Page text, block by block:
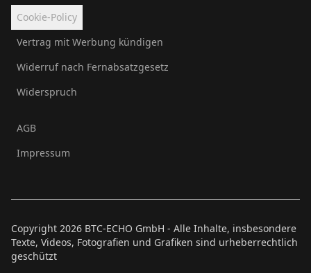
Cookie-Policy
Vertrag mit Werbung kündigen
Widerruf nach Fernabsatzgesetz
Widerspruch
AGB
Impressum
Copyright 2026 BTC-ECHO GmbH - Alle Inhalte, insbesondere
Texte, Videos, Fotografien und Grafiken sind urheberrechtlich
geschützt